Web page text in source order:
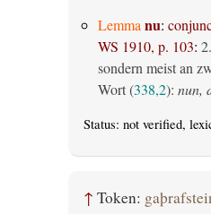
Lemma nu:
WS 1910, p. 103: 2.
sondern meist an
Wort (338,2): nun,
Status: not verified,
↑ Token: